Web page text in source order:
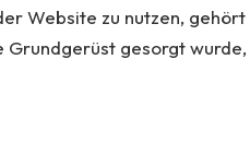
Website zu nutzen,
gesorgt